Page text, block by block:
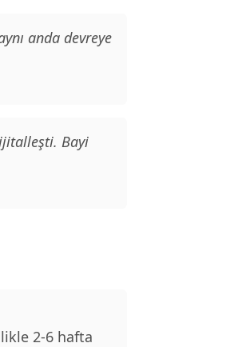
anda devreye
Bayi
2-6 hafta